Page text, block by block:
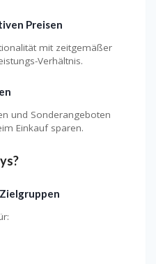
Preisen
mit zeitgemäßer
Verhältnis.
und Sonderangeboten
Einkauf sparen.